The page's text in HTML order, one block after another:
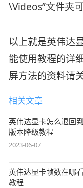
\Videos”文件夹
以上就是英伟达
能使用教程的详
屏方法的资料请
相关文章
英伟达显卡怎么退回
版本降级教程
2023-06-07
英伟达显卡帧数在哪
教程